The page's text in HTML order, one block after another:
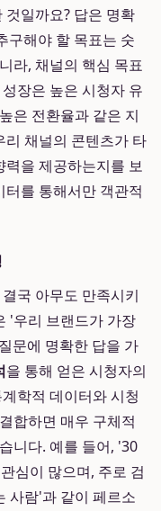
일까요? 답은 명확
구해야 할 목표는 숫
라, 채널의 핵심 목표
장은 높은 시청자 유
은 전환율과 같은 지
리 채널의 콘텐츠가 타
을 제공하는지를 보
를 통해서만 객관적
국 아무도 만족시키
'우리 브랜드가 가장
문에 명확한 답을 가
을 통해 얻은 시청자의
학적 데이터와 시청
합하면 매우 구체적
니다. 예를 들어, '30
심이 많으며, 주로 검
사람'과 같이 페르소